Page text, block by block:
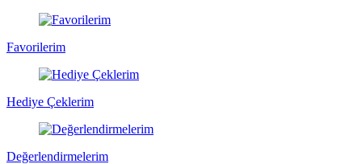
Favorilerim
Hediye Çeklerim
Değerlendirmelerim